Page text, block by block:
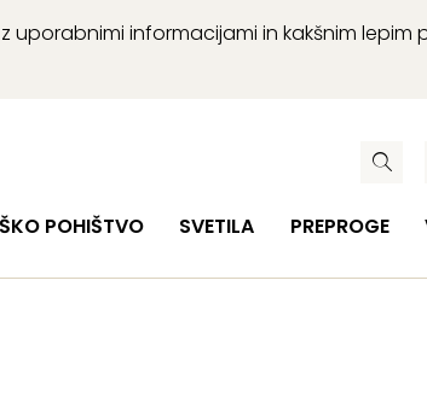
uporabnimi informacijami in kakšnim lepim
POHIŠTVO SVETILA PREPROGE